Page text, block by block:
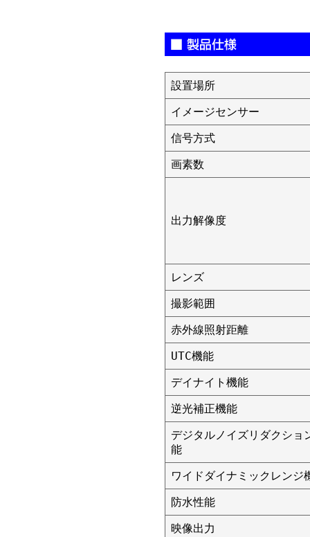
設置場所
イメージセンサー
信号方式
画素数
出力解像度
レンズ
撮影範囲
赤外線照射距離
UTC機能
デイナイト機能
逆光補正機能
デジタルノイズリダクショ
能
ワイドダイナミックレンジ
防水性能
映像出力